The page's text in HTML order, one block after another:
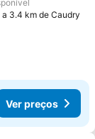
3.4 km de Caudry
Ver preços